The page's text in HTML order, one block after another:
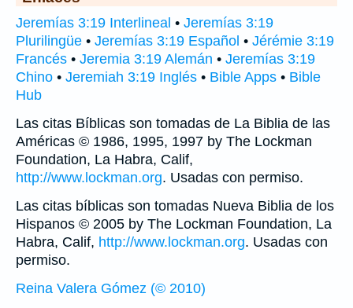
Jeremías 3:19 Interlineal • Jeremías 3:19
Plurilingüe • Jeremías 3:19 Español • Jérémie 3:19
Francés • Jeremia 3:19 Alemán • Jeremías 3:19
Chino • Jeremiah 3:19 Inglés • Bible Apps • Bible
Hub
Las citas Bíblicas son tomadas de La Biblia de las
Américas © 1986, 1995, 1997 by The Lockman
Foundation, La Habra, Calif,
http://www.lockman.org. Usadas con permiso.
Las citas bíblicas son tomadas Nueva Biblia de los
Hispanos © 2005 by The Lockman Foundation, La
Habra, Calif, http://www.lockman.org. Usadas con
permiso.
Reina Valera Gómez (© 2010)